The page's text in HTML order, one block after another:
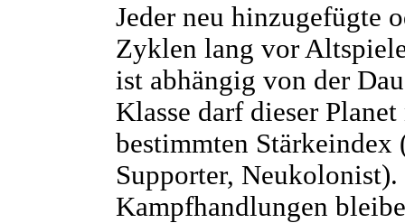
Jeder neu hinzugefügte
Zyklen lang vor
ist abhängig von der
Klasse darf dieser
bestimmten Stärkeindex
Supporter,
Kampfhandlungen